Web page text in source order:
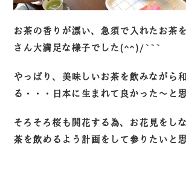
お茶の香りが漂い、急須で入れたお茶
さん大満足な様子でした(^^)/~~~
やっぱり、美味しいお茶を飲みながら
る・・・日本に生まれて良かった～と
そろそろ桜も開花する為、お花見をし
茶を飲めるよう計画をして参りたいと